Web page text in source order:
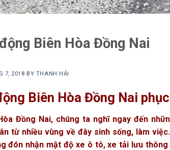
Biên Hòa Đồng Nai
7, 2018 BY THANH HẢI
Biên Hòa Đồng Nai
Đồng Nai, chúng ta nghĩ ngay đến
từ nhiều vùng về đây sinh sống, làm
đón nhận mật độ xe ô tô, xe tải lưu